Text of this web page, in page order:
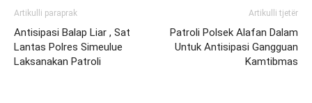
Artikulli paraprak
Antisipasi Balap Liar , Sat
Lantas Polres Simeulue
Laksanakan Patroli
Artikulli tjetër
Patroli Polsek Alafan Dalam
Untuk Antisipasi Gangguan
Kamtibmas